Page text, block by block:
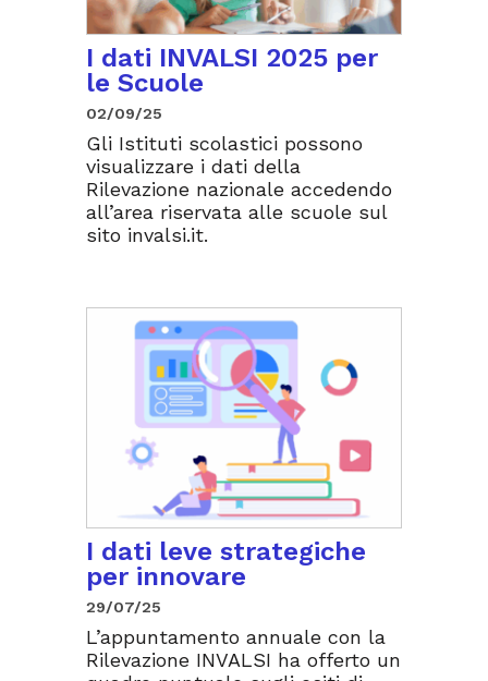
I dati INVALSI 2025 per
le Scuole
02/09/25
Gli Istituti scolastici possono
visualizzare i dati della
Rilevazione nazionale accedendo
all’area riservata alle scuole sul
sito invalsi.it.
I dati leve strategiche
per innovare
29/07/25
L’appuntamento annuale con la
Rilevazione INVALSI ha offerto un